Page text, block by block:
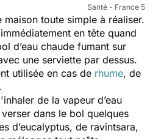
Santé - France 5
maison toute simple à réaliser.
en tête quand
d’eau chaude fumant sur
une serviette par dessus.
utilisée en cas de rhume, de
de la vapeur d’eau
dans le bol quelques
d’eucalyptus, de ravintsara,